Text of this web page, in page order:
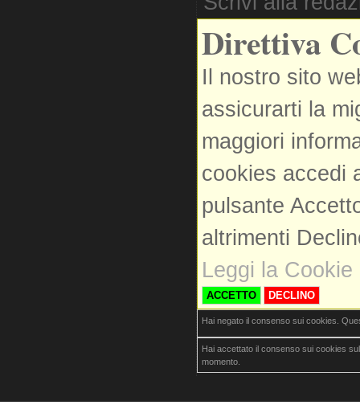
Direttiva
Il nostro sito
assicurarti la
maggiori
cookies accedi
pulsante
altrimenti
Leggi la Cookie
ACCETTO DECLINO
Hai negato il consenso sui cookies.
Hai accettato il consenso sui cookies
momento.